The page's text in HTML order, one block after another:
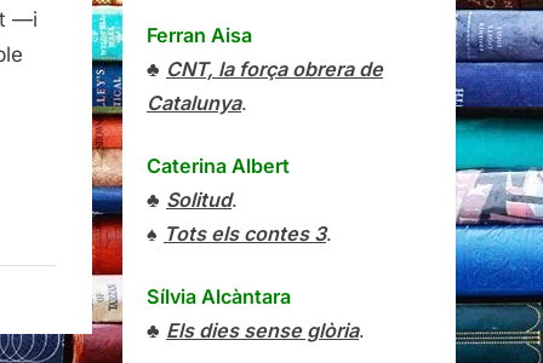
—i
Ferran Aisa
♣ CNT, la força obrera de
Catalunya.
Caterina Albert
♣ Solitud.
♠ Tots els contes 3.
Sílvia Alcàntara
♣ Els dies sense glòria.